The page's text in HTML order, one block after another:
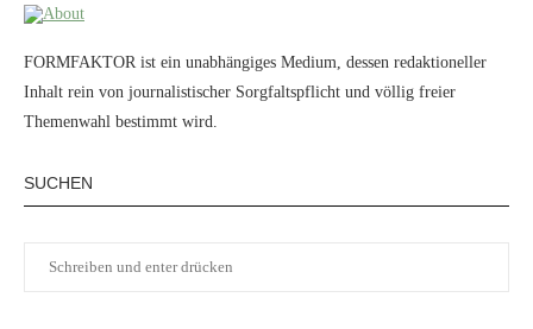
FORMFAKTOR ist ein unabhängiges Medium, dessen redaktioneller
Inhalt rein von journalistischer Sorgfaltspflicht und völlig freier
Themenwahl bestimmt wird.
SUCHEN